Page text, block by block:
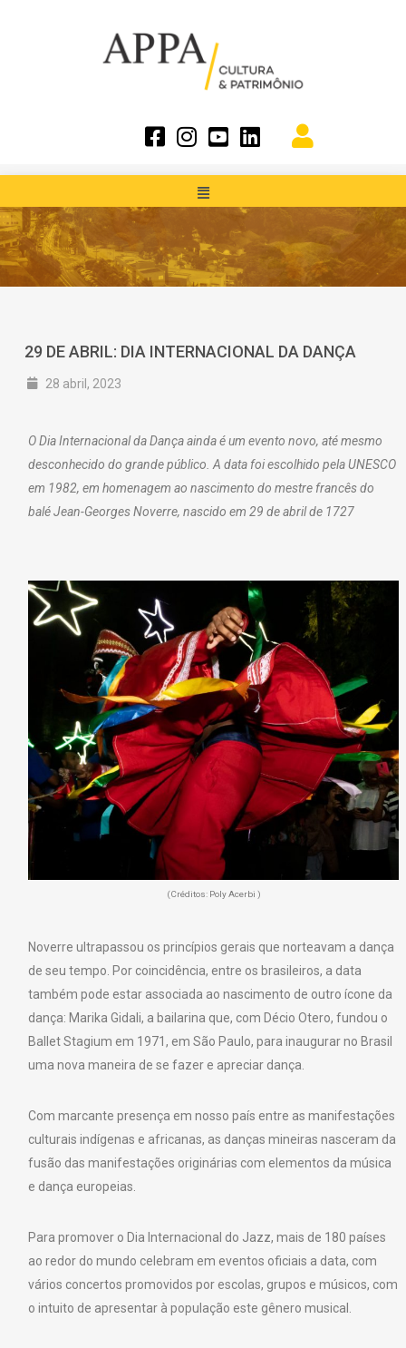
29 DE ABRIL: DIA INTERNACIONAL DA DANÇA
28 abril, 2023
O Dia Internacional da Dança ainda é um evento novo, até mesmo
desconhecido do grande público. A data foi escolhido pela UNESCO
em 1982, em homenagem ao nascimento do mestre francês do
balé Jean-Georges Noverre, nascido em 29 de abril de 1727
(Créditos: Poly Acerbi )
Noverre ultrapassou os princípios gerais que norteavam a dança
de seu tempo. Por coincidência, entre os brasileiros, a data
também pode estar associada ao nascimento de outro ícone da
dança: Marika Gidali, a bailarina que, com Décio Otero, fundou o
Ballet Stagium em 1971, em São Paulo, para inaugurar no Brasil
uma nova maneira de se fazer e apreciar dança.
Com marcante presença em nosso país entre as manifestações
culturais indígenas e africanas, as danças mineiras nasceram da
fusão das manifestações originárias com elementos da música
e dança europeias.
Para promover o Dia Internacional do Jazz, mais de 180 países
ao redor do mundo celebram em eventos oficiais a data, com
vários concertos promovidos por escolas, grupos e músicos, com
o intuito de apresentar à população este gênero musical.